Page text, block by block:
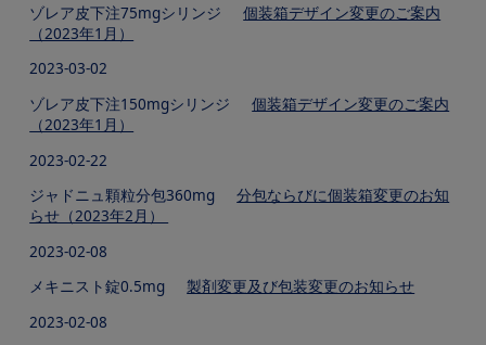
ゾレア皮下注75mgシリンジ個装箱デザイン変更のご案内
（2023年1月）
2023-03-02
ゾレア皮下注150mgシリンジ個装箱デザイン変更のご案内
（2023年1月）
2023-02-22
ジャドニュ顆粒分包360mg分包ならびに個装箱変更のお知
らせ（2023年2月）
2023-02-08
メキニスト錠0.5mg
製剤変更及び包装変更のお知らせ
2023-02-08